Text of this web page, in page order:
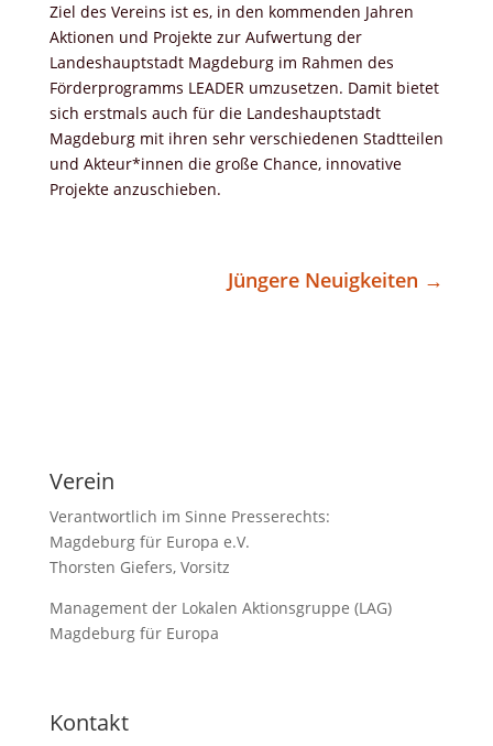
Ziel des Vereins ist es, in den kommenden Jahren
Aktionen und Projekte zur Aufwertung der
Landeshauptstadt Magdeburg im Rahmen des
Förderprogramms LEADER umzusetzen. Damit bietet
sich erstmals auch für die Landeshauptstadt
Magdeburg mit ihren sehr verschiedenen Stadtteilen
und Akteur*innen die große Chance, innovative
Projekte anzuschieben.
Jüngere Neuigkeiten →
Verein
Verantwortlich im Sinne Presserechts:
Magdeburg für Europa e.V.
Thorsten Giefers, Vorsitz
Management der Lokalen Aktionsgruppe (LAG)
Magdeburg für Europa
Kontakt